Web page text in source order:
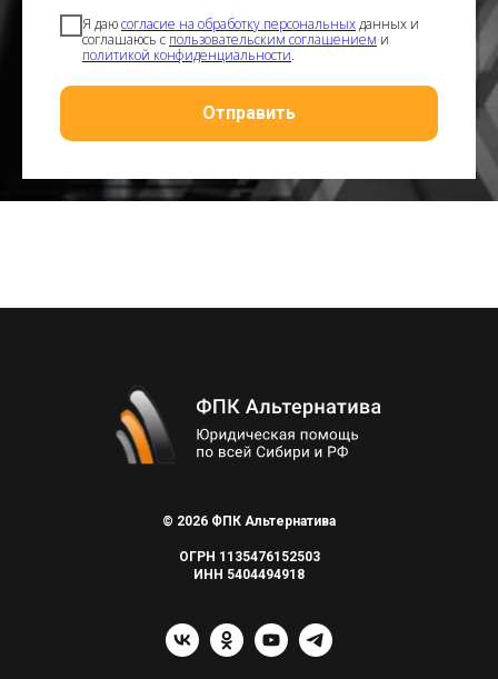
Я даюсогласие на обработку персональныхданных и
соглашаюсь с пользовательским соглашением и
политикой конфиденциальности.
Отправить
© 2026 ФПК Альтернатива
ОГРН 1135476152503
ИНН 5404494918